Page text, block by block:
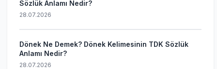
Sözlük Anlamı Nedir?
28.07.2026
Dönek Ne Demek? Dönek Kelimesinin TDK Sözlük
Anlamı Nedir?
28.07.2026